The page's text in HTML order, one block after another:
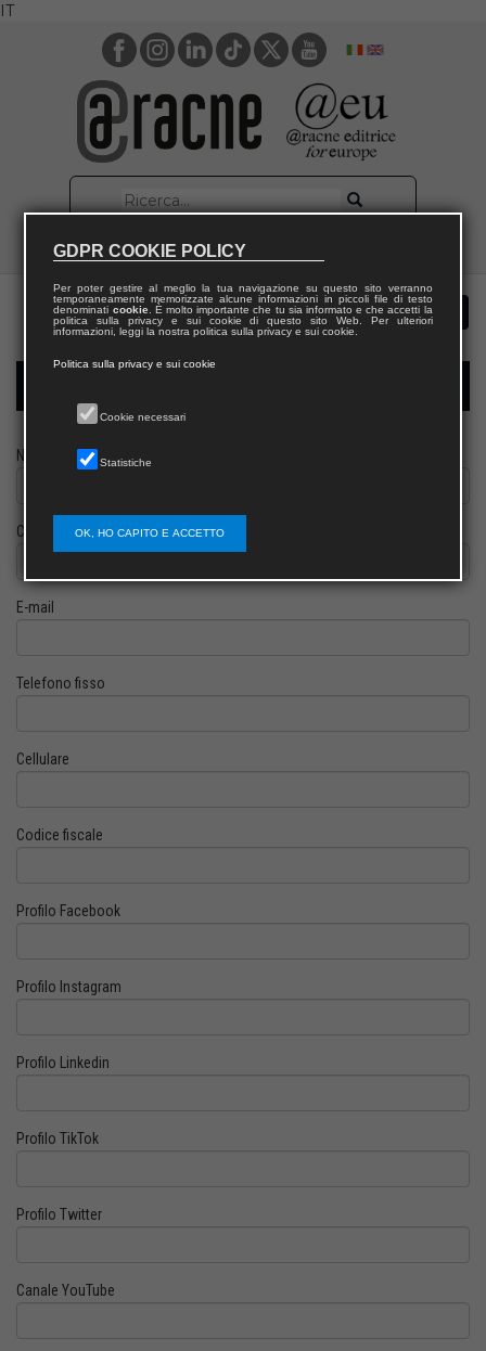
IT
Nome
Cognome
E-mail
Telefono fisso
Cellulare
Codice fiscale
Profilo Facebook
Profilo Instagram
Profilo Linkedin
Profilo TikTok
Profilo Twitter
Canale YouTube
GDPR COOKIE POLICY
Per poter gestire al meglio la tua navigazione su questo sito verranno
temporaneamente memorizzate alcune informazioni in piccoli file di testo
denominati cookie. È molto importante che tu sia informato e che accetti la
politica sulla privacy e sui cookie di questo sito Web. Per ulteriori
informazioni, leggi la nostra politica sulla privacy e sui cookie.
Politica sulla privacy e sui cookie
Cookie necessari
Statistiche
OK, HO CAPITO E ACCETTO